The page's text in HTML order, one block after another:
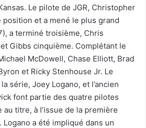
Le pilote de JGR, Christopher
et a mené le plus grand
a terminé troisième, Chris
Gibbs cinquième. Complétant le
McDowell, Chase Elliott, Brad
et Ricky Stenhouse Jr. Le
série, Joey Logano, et l’ancien
font partie des quatre pilotes
titre, à l’issue de la première
Logano a été impliqué dans un